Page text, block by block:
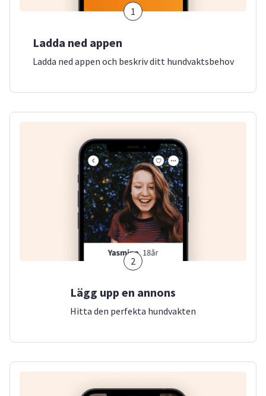
1
Ladda ned appen
Ladda ned appen och beskriv ditt hundvaktsbehov
2
Lägg upp en annons
Hitta den perfekta hundvakten